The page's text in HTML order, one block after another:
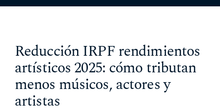
Asesoría Integral
Reducción IRPF rendimientos
artísticos 2025: cómo tributan
menos músicos, actores y
artistas